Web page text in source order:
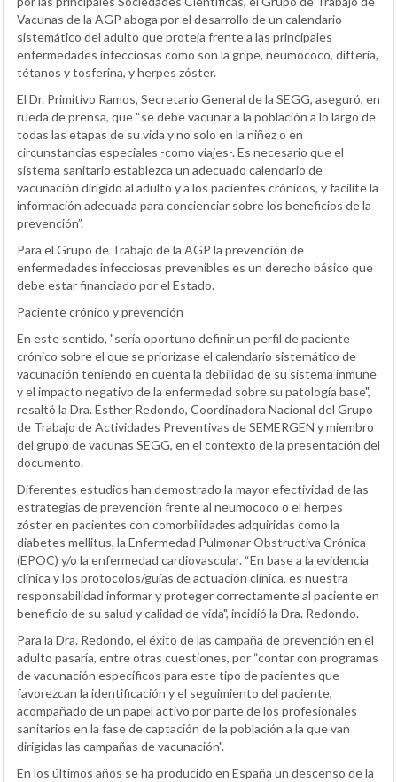
Vacunas de la AGP aboga por el desarrollo de un calendario
sistemático del adulto que proteja frente a las principales
enfermedades infecciosas como son la gripe, neumococo, difteria,
tétanos y tosferina, y herpes zóster.
El Dr. Primitivo Ramos, Secretario General de la SEGG, aseguró, en
rueda de prensa, que “se debe vacunar a la población a lo largo de
todas las etapas de su vida y no solo en la niñez o en
circunstancias especiales -como viajes-. Es necesario que el
sistema sanitario establezca un adecuado calendario de
vacunación dirigido al adulto y a los pacientes crónicos, y facilite la
información adecuada para concienciar sobre los beneficios de la
prevención”.
Para el Grupo de Trabajo de la AGP la prevención de
enfermedades infecciosas prevenibles es un derecho básico que
debe estar financiado por el Estado.
Paciente crónico y prevención
En este sentido, "sería oportuno definir un perfil de paciente
crónico sobre el que se priorizase el calendario sistemático de
vacunación teniendo en cuenta la debilidad de su sistema inmune
y el impacto negativo de la enfermedad sobre su patología base",
resaltó la Dra. Esther Redondo, Coordinadora Nacional del Grupo
de Trabajo de Actividades Preventivas de SEMERGEN y miembro
del grupo de vacunas SEGG, en el contexto de la presentación del
documento.
Diferentes estudios han demostrado la mayor efectividad de las
estrategias de prevención frente al neumococo o el herpes
zóster en pacientes con comorbilidades adquiridas como la
diabetes mellitus, la Enfermedad Pulmonar Obstructiva Crónica
(EPOC) y/o la enfermedad cardiovascular. “En base a la evidencia
clínica y los protocolos/guías de actuación clínica, es nuestra
responsabilidad informar y proteger correctamente al paciente en
beneficio de su salud y calidad de vida", incidió la Dra. Redondo.
Para la Dra. Redondo, el éxito de las campaña de prevención en el
adulto pasaría, entre otras cuestiones, por “contar con programas
de vacunación específicos para este tipo de pacientes que
favorezcan la identificación y el seguimiento del paciente,
acompañado de un papel activo por parte de los profesionales
sanitarios en la fase de captación de la población a la que van
dirigidas las campañas de vacunación".
En los últimos años se ha producido en España un descenso de la